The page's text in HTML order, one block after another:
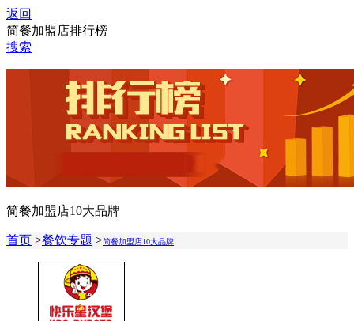
返回
简餐加盟店排行榜
搜索
简餐加盟店10大品牌
首页 >餐饮专题 >简餐加盟店10大品牌